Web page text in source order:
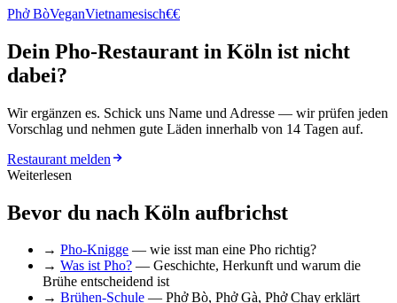
Phở BòVeganVietnamesisch€€
Dein Pho-Restaurant in Köln ist nicht
dabei?
Wir ergänzen es. Schick uns Name und Adresse — wir prüfen jeden
Vorschlag und nehmen gute Läden innerhalb von 14 Tagen auf.
Restaurant melden
Weiterlesen
Bevor du nach Köln aufbrichst
→ Pho-Knigge — wie isst man eine Pho richtig?
→ Was ist Pho? — Geschichte, Herkunft und warum die
Brühe entscheidend ist
→ Brühen-Schule — Phở Bò, Phở Gà, Phở Chay erklärt